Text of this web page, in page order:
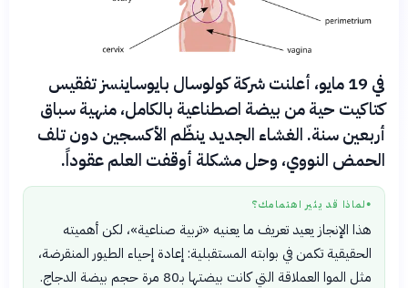
في 19 مايو، أعلنت شركة كولوسال بايوساينسز تفقيس
كتاكيت حية من بيضة اصطناعية بالكامل، منهية سباق
أربعين سنة. الغشاء الجديد ينظّم الأكسجين دون تلف
الحمض النووي، وحل مشكلة أوقفت العلم عقوداً.
● لماذا قد يثير اهتمامك؟
هذا الإنجاز يعيد تعريف ما يعنيه «تربية صناعية»، لكن أهميته
الحقيقية تكمن في بوابته المستقبلية: إعادة إحياء الطيور المنقرضة،
مثل الموا العملاقة التي كانت بيضتها بـ80 مرة حجم بيضة الدجاج.